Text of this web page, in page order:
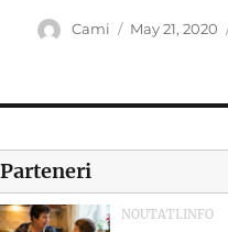
Author
Cami
Posted
May 21, 2020
Parteneri
NOUTATI.INFO